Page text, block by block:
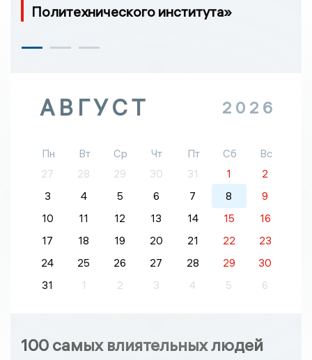
Политехнического института»
АВГУСТ 2026
Пн Вт Ср Чт Пт Сб
Вс
27
28 29 30 31 1
2
3
4 5 6 7 8
9
10
11 12 13 14 15
16
17
18 19 20 21 22
23
24
25 26 27 28 29
30
31
1 2 3 4 5 6
100 самых влиятельных людей